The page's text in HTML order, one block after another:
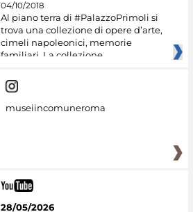
04/10/2018
Al piano terra di #PalazzoPrimoli si
trova una collezione di opere d’arte,
cimeli napoleonici, memorie
familiari. La collezione
museiincomuneroma
28/05/2026